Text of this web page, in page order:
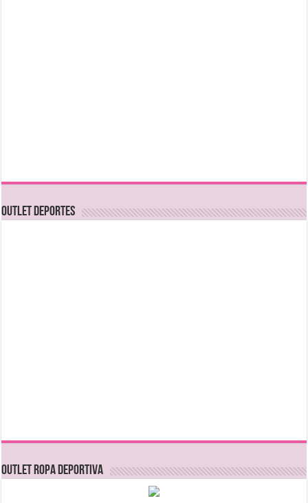
OUTLET DEPORTES
OUTLET ROPA DEPORTIVA